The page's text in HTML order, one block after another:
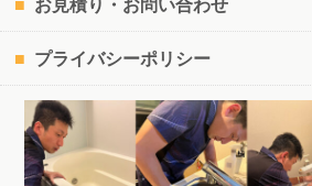
プライバシーポリシー